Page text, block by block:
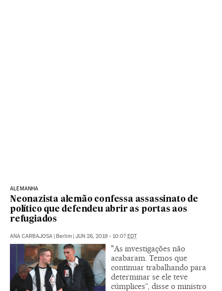
ALEMANHA
Neonazista alemão confessa assassinato de
político que defendeu abrir as portas aos
refugiados
ANA CARBAJOSA | Berlim | JUN 26, 2019 - 10:07EDT
"As investigações não
acabaram. Temos que
continuar trabalhando para
determinar se ele teve
cúmplices”, disse o ministro